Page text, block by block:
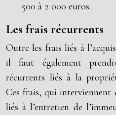
500 à 2 000 euros.
Les frais récurrents
Outre les frais liés à
il faut également
récurrents liés à la
Ces frais, qui interviennent
liés à l’entretien de